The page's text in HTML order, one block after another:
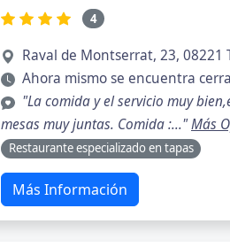
4
Raval de Montserrat, 23, 08221
Ahora mismo se encuentra
"La comida y el servicio muy
mesas muy juntas. Comida :..."Más
Restaurante especializado en tapas
Más Información